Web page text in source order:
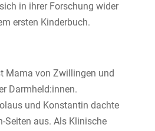
in ihrer Forschung wider
ersten Kinderbuch.
Mama von Zwillingen und
Darmheld:innen.
und Konstantin dachte
Seiten aus. Als Klinische